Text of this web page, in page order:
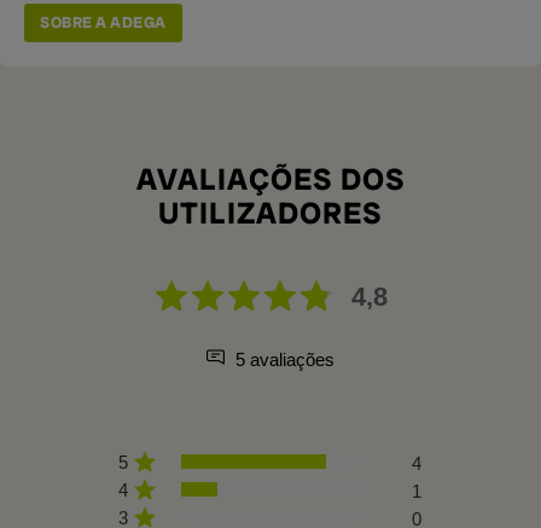
SOBRE A ADEGA
AVALIAÇÕES DOS
UTILIZADORES
4,8
5 avaliações
5
4
4
1
3
0